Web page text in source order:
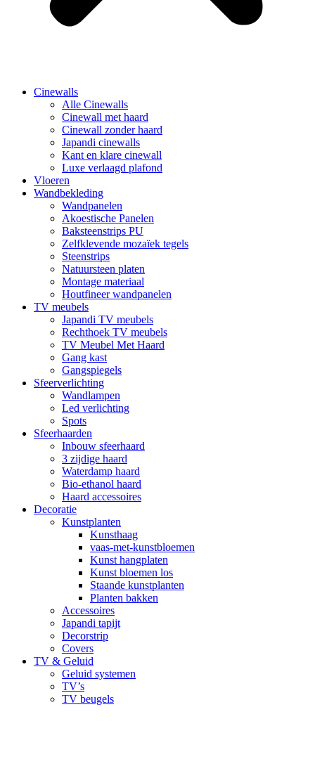
Cinewalls
Alle Cinewalls
Cinewall met haard
Cinewall zonder haard
Japandi cinewalls
Kant en klare cinewall
Luxe verlaagd plafond
Vloeren
Wandbekleding
Wandpanelen
Akoestische Panelen
Baksteenstrips PU
Zelfklevende mozaïek tegels
Steenstrips
Natuursteen platen
Montage materiaal
Houtfineer wandpanelen
TV meubels
Japandi TV meubels
Rechthoek TV meubels
TV Meubel Met Haard
Gang kast
Gangspiegels
Sfeerverlichting
Wandlampen
Led verlichting
Spots
Sfeerhaarden
Inbouw sfeerhaard
3 zijdige haard
Waterdamp haard
Bio-ethanol haard
Haard accessoires
Decoratie
Kunstplanten
Kunsthaag
vaas-met-kunstbloemen
Kunst hangplaten
Kunst bloemen los
Staande kunstplanten
Planten bakken
Accessoires
Japandi tapijt
Decorstrip
Covers
TV & Geluid
Geluid systemen
TV’s
TV beugels